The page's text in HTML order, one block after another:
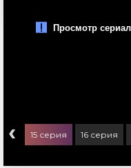
‹ 15 серия 16 серия